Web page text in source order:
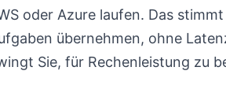
oder Azure laufen. Das
übernehmen, ohne
Sie, für Rechenleistung zu